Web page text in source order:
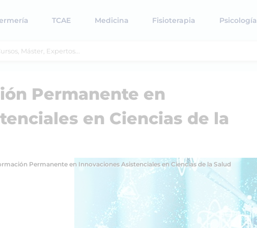
TCAE Medicina Fisioterapia Psicología
Permanente en
en Ciencias de la
Permanente en Innovaciones Asistenciales en Ciencias de la Salud